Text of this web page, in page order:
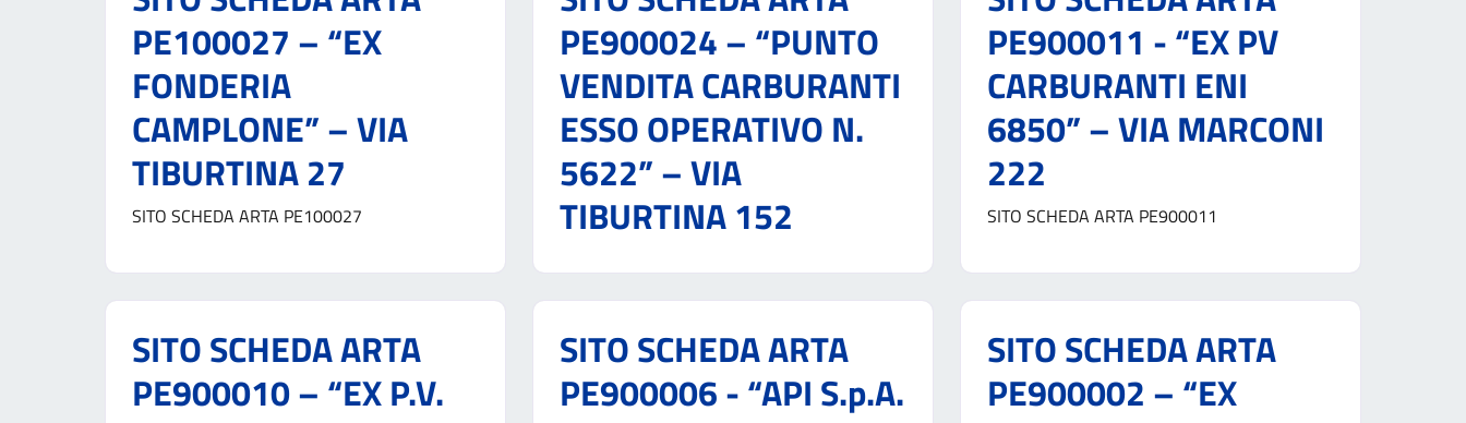
PE100027 – “EX
FONDERIA
CAMPLONE” – VIA
TIBURTINA 27
SITO SCHEDA ARTA PE100027
PE900024 – “PUNTO
VENDITA CARBURANTI
ESSO OPERATIVO N.
5622” – VIA
TIBURTINA 152
PE900011 - “EX PV
CARBURANTI ENI
6850” – VIA MARCONI
222
SITO SCHEDA ARTA PE900011
SITO SCHEDA ARTA
PE900010 – “EX P.V.
SITO SCHEDA ARTA
PE900006 - “API S.p.A.
SITO SCHEDA ARTA
PE900002 – “EX